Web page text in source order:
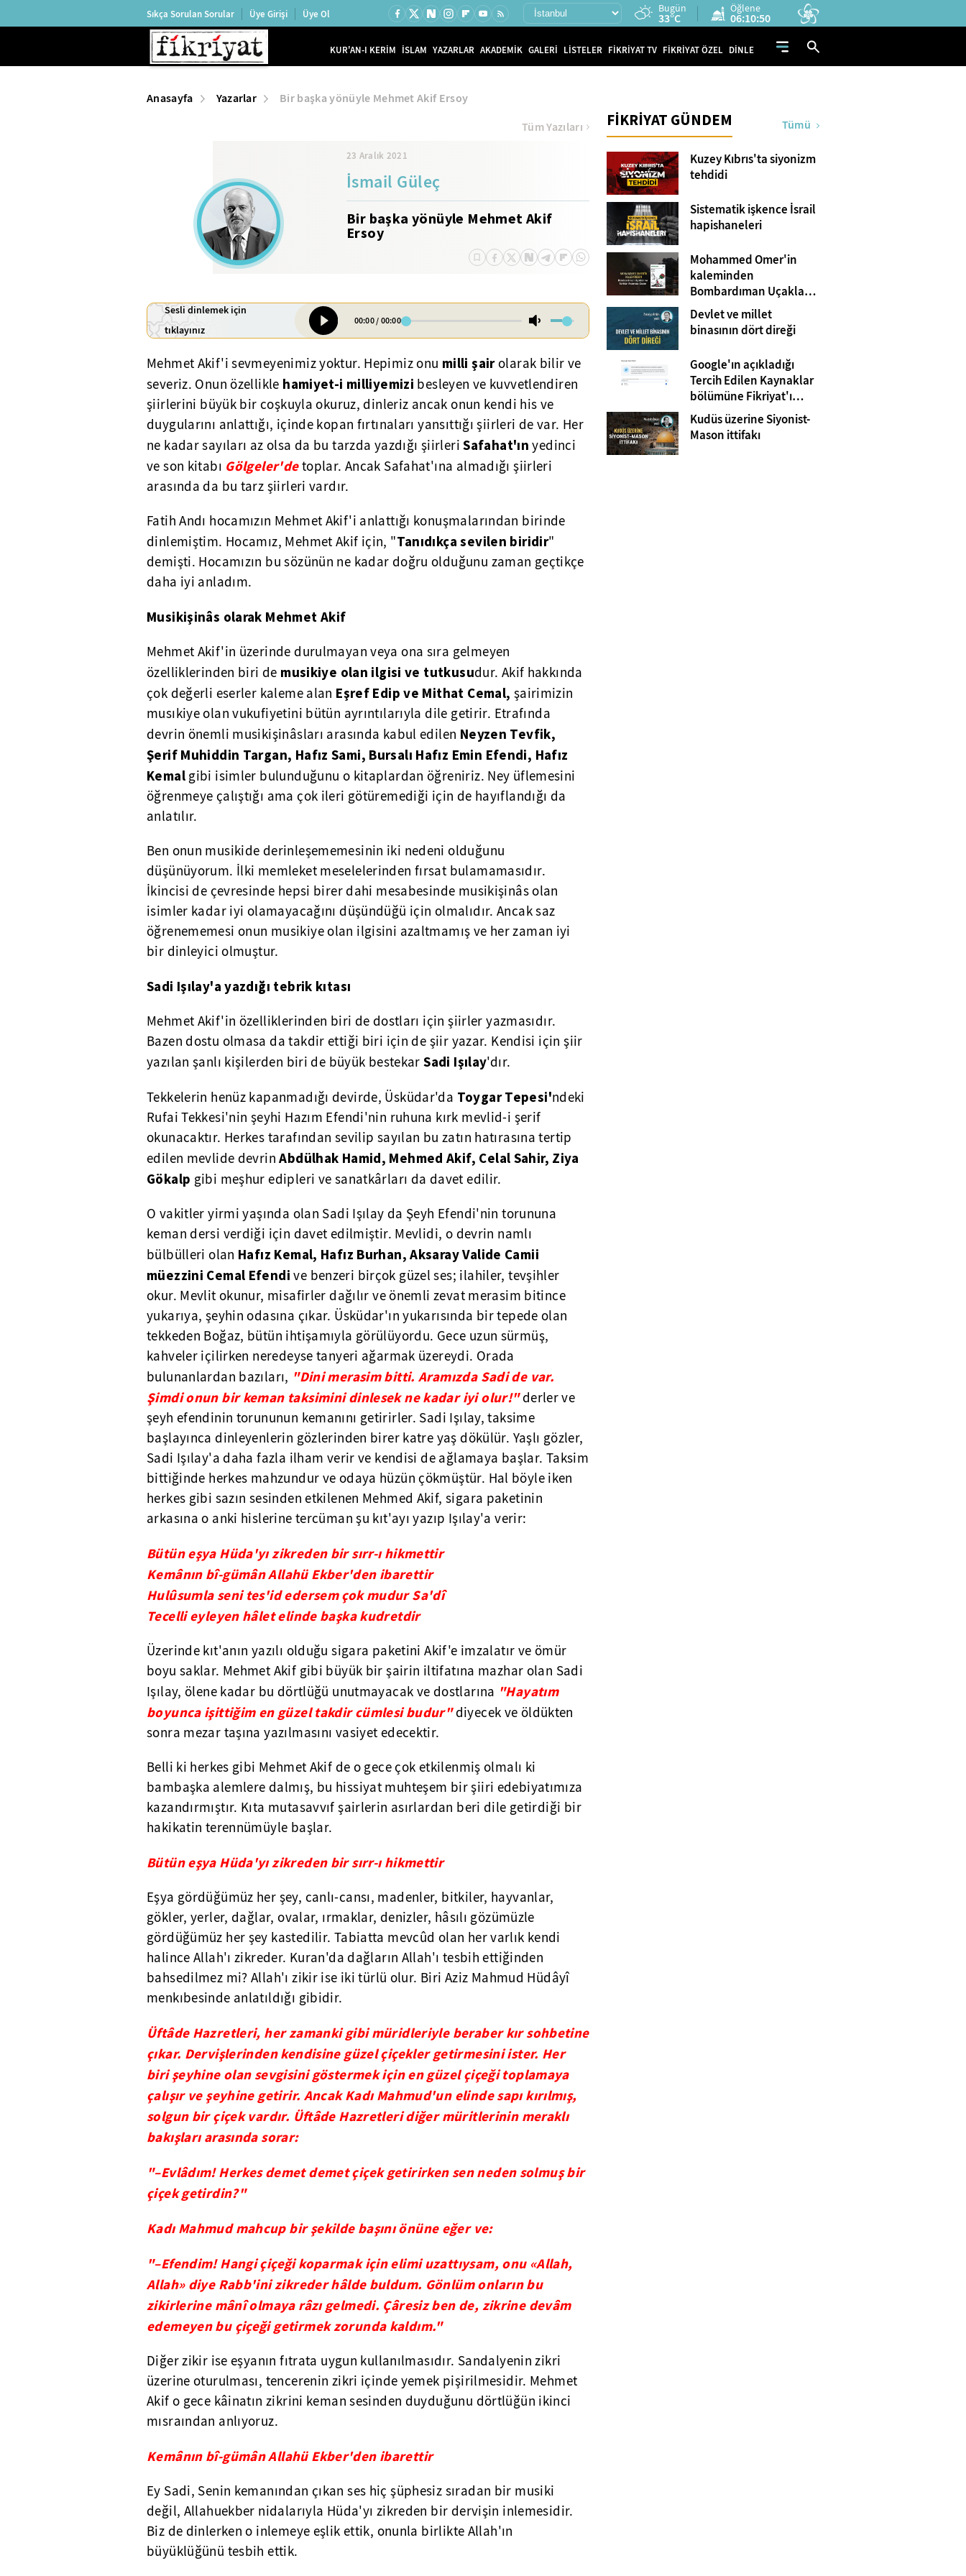
Sıkça Sorulan Sorular Üye Girişi Üye Ol Bugün
33°C
Öğlene
06:10:49
KUR'AN-I KERİM İSLAM YAZARLAR AKADEMİK GALERİ LİSTELER FİKRİYAT TV FİKRİYAT ÖZEL DİNLE
Anasayfa Yazarlar Bir başka yönüyle Mehmet Akif Ersoy
23 Aralık 2021
İsmail Güleç
Bir başka yönüyle Mehmet Akif
Ersoy
Tüm Yazıları
Sesli dinlemek için
tıklayınız
00:00/00:00
Mehmet Akif'i sevmeyenimiz yoktur. Hepimiz onu milli şair olarak bilir ve
severiz. Onun özellikle hamiyet-i milliyemizi besleyen ve kuvvetlendiren
şiirlerini büyük bir coşkuyla okuruz, dinleriz ancak onun kendi his ve
duygularını anlattığı, içinde kopan fırtınaları yansıttığı şiirleri de var. Her
ne kadar sayıları az olsa da bu tarzda yazdığı şiirleriSafahat'ınyedinci
ve son kitabı Gölgeler'detoplar. Ancak Safahat'ına almadığı şiirleri
arasında da bu tarz şiirleri vardır.
Fatih Andı hocamızın Mehmet Akif'i anlattığı konuşmalarından birinde
dinlemiştim. Hocamız, Mehmet Akif için, "Tanıdıkça sevilen biridir"
demişti. Hocamızın bu sözünün ne kadar doğru olduğunu zaman geçtikçe
daha iyi anladım.
Musikişinâs olarak Mehmet Akif
Mehmet Akif'in üzerinde durulmayan veya ona sıra gelmeyen
özelliklerinden biri de musikiye olan ilgisi ve tutkusudur. Akif hakkında
çok değerli eserler kaleme alan Eşref Edip ve Mithat Cemal, şairimizin
musıkiye olan vukufiyetini bütün ayrıntılarıyla dile getirir. Etrafında
devrin önemli musikişinâsları arasında kabul edilen Neyzen Tevfik,
Şerif Muhiddin Targan, Hafız Sami, Bursalı Hafız Emin Efendi, Hafız
Kemalgibi isimler bulunduğunu o kitaplardan öğreniriz. Ney üflemesini
öğrenmeye çalıştığı ama çok ileri götüremediği için de hayıflandığı da
anlatılır.
Ben onun musikide derinleşememesinin iki nedeni olduğunu
düşünüyorum. İlki memleket meselelerinden fırsat bulamamasıdır.
İkincisi de çevresinde hepsi birer dahi mesabesinde musikişinâs olan
isimler kadar iyi olamayacağını düşündüğü için olmalıdır. Ancak saz
öğrenememesi onun musikiye olan ilgisini azaltmamış ve her zaman iyi
bir dinleyici olmuştur.
Sadi Işılay'a yazdığı tebrik kıtası
Mehmet Akif'in özelliklerinden biri de dostları için şiirler yazmasıdır.
Bazen dostu olmasa da takdir ettiği biri için de şiir yazar. Kendisi için şiir
yazılan şanlı kişilerden biri de büyük bestekar Sadi Işılay'dır.
Tekkelerin henüz kapanmadığı devirde, Üsküdar'da Toygar Tepesi'ndeki
Rufai Tekkesi'nin şeyhi Hazım Efendi'nin ruhuna kırk mevlid-i şerif
okunacaktır. Herkes tarafından sevilip sayılan bu zatın hatırasına tertip
edilen mevlide devrinAbdülhak Hamid, Mehmed Akif, Celal Sahir, Ziya
Gökalp gibi meşhur edipleri ve sanatkârları da davet edilir.
O vakitler yirmi yaşında olan Sadi Işılay da Şeyh Efendi'nin torununa
keman dersi verdiği için davet edilmiştir. Mevlidi, o devrin namlı
bülbülleri olan Hafız Kemal, Hafız Burhan, Aksaray Valide Camii
müezzini Cemal Efendi ve benzeri birçok güzel ses; ilahiler, tevşihler
okur. Mevlit okunur, misafirler dağılır ve önemli zevat merasim bitince
yukarıya, şeyhin odasına çıkar. Üsküdar'ın yukarısında bir tepede olan
tekkeden Boğaz, bütün ihtişamıyla görülüyordu. Gece uzun sürmüş,
kahveler içilirken neredeyse tanyeri ağarmak üzereydi. Orada
bulunanlardan bazıları, "Dini merasim bitti. Aramızda Sadi de var.
Şimdi onun bir keman taksimini dinlesek ne kadar iyi olur!"derler ve
şeyh efendinin torununun kemanını getirirler. Sadi Işılay, taksime
başlayınca dinleyenlerin gözlerinden birer katre yaş dökülür. Yaşlı gözler,
Sadi Işılay'a daha fazla ilham verir ve kendisi de ağlamaya başlar. Taksim
bittiğinde herkes mahzundur ve odaya hüzün çökmüştür. Hal böyle iken
herkes gibi sazın sesinden etkilenen Mehmed Akif, sigara paketinin
arkasına o anki hislerine tercüman şu kıt'ayı yazıp Işılay'a verir:
Bütün eşya Hüda'yı zikreden bir sırr-ı hikmettir
Kemânın bî-gümân Allahü Ekber'den ibarettir
Hulûsumla seni tes'id edersem çok mudur Sa'dî
Tecelli eyleyen hâlet elinde başka kudretdir
Üzerinde kıt'anın yazılı olduğu sigara paketini Akif'e imzalatır ve ömür
boyu saklar. Mehmet Akif gibi büyük bir şairin iltifatına mazhar olan Sadi
Işılay, ölene kadar bu dörtlüğü unutmayacak ve dostlarına "Hayatım
boyunca işittiğim en güzel takdir cümlesi budur"diyecek ve öldükten
sonra mezar taşına yazılmasını vasiyet edecektir.
Belli ki herkes gibi Mehmet Akif de o gece çok etkilenmiş olmalı ki
bambaşka alemlere dalmış, bu hissiyat muhteşem bir şiiri edebiyatımıza
kazandırmıştır. Kıta mutasavvıf şairlerin asırlardan beri dile getirdiği bir
hakikatin terennümüyle başlar.
Bütün eşya Hüda'yı zikreden bir sırr-ı hikmettir
Eşya gördüğümüz her şey, canlı-cansı, madenler, bitkiler, hayvanlar,
gökler, yerler, dağlar, ovalar, ırmaklar, denizler, hâsılı gözümüzle
gördüğümüz her şey kastedilir. Tabiatta mevcûd olan her varlık kendi
halince Allah'ı zikreder. Kuran'da dağların Allah'ı tesbih ettiğinden
bahsedilmez mi? Allah'ı zikir ise iki türlü olur. Biri Aziz Mahmud Hüdâyî
menkıbesinde anlatıldığı gibidir.
Üftâde Hazretleri, her zamanki gibi müridleriyle beraber kır sohbetine
çıkar. Dervişlerinden kendisine güzel çiçekler getirmesini ister. Her
biri şeyhine olan sevgisini göstermek için en güzel çiçeği toplamaya
çalışır ve şeyhine getirir. Ancak Kadı Mahmud'un elinde sapı kırılmış,
solgun bir çiçek vardır. Üftâde Hazretleri diğer müritlerinin meraklı
bakışları arasında sorar:
"–Evlâdım! Herkes demet demet çiçek getirirken sen neden solmuş bir
çiçek getirdin?"
Kadı Mahmud mahcup bir şekilde başını önüne eğer ve:
"–Efendim! Hangi çiçeği koparmak için elimi uzattıysam, onu «Allah,
Allah» diye Rabb'ini zikreder hâlde buldum. Gönlüm onların bu
zikirlerine mânî olmaya râzı gelmedi. Çâresiz ben de, zikrine devâm
edemeyen bu çiçeği getirmek zorunda kaldım."
Diğer zikir ise eşyanın fıtrata uygun kullanılmasıdır. Sandalyenin zikri
üzerine oturulması, tencerenin zikri içinde yemek pişirilmesidir. Mehmet
Akif o gece kâinatın zikrini keman sesinden duyduğunu dörtlüğün ikinci
mısraından anlıyoruz.
Kemânın bî-gümân Allahü Ekber'den ibarettir
Ey Sadi, Senin kemanından çıkan ses hiç şüphesiz sıradan bir musiki
değil, Allahuekber nidalarıyla Hüda'yı zikreden bir dervişin inlemesidir.
Biz de dinlerken o inlemeye eşlik ettik, onunla birlikte Allah'ın
büyüklüğünü tesbih ettik.
FİKRİYAT GÜNDEM Tümü
Kuzey Kıbrıs'ta siyonizm
tehdidi
Sistematik işkence İsrail
hapishaneleri
Mohammed Omer'in
kaleminden
Bombardıman Uçakları
ve Tanklar Arasında
Gazze
Devlet ve millet
binasının dört direği
Google'ın açıkladığı
Tercih Edilen Kaynaklar
bölümüne Fikriyat'ı
eklemeyi unutmayın!
Kudüs üzerine Siyonist-
Mason ittifakı